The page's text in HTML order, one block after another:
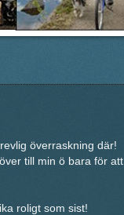
överraskning där!
till min ö bara för att
roligt som sist!